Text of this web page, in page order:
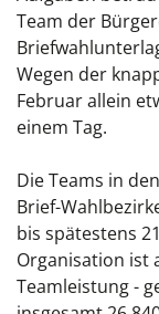
Team der
Wegen der
Februar allein
einem Tag.
Die Teams in
Brief-
bis spätestens
Organisation ist
Teamleistung -